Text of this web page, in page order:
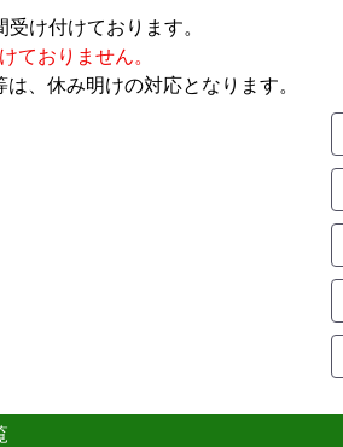
け付けております。
ておりません。
、休み明けの対応となります。